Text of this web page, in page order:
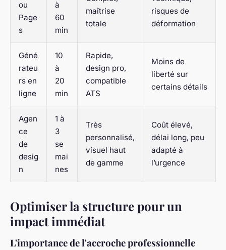
ou
Page
s
à
60
min
maîtrise
totale
risques de
déformation
Géné
rateu
rs en
ligne
10
à
20
min
Rapide,
design pro,
compatible
ATS
Moins de
liberté sur
certains détails
Agen
ce
de
desig
n
1 à
3
se
mai
nes
Très
personnalisé,
visuel haut
de gamme
Coût élevé,
délai long, peu
adapté à
l’urgence
Optimiser la structure pour un
impact immédiat
L'importance de l'accroche professionnelle